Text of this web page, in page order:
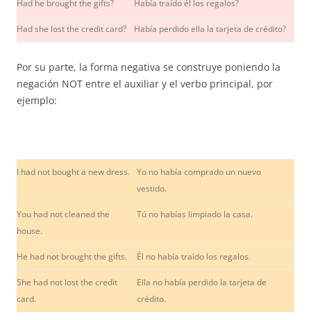
Had he brought the gifts? Había traído él los regalos?
Had she lost the credit card? Había perdido ella la tarjeta de crédito?
Por su parte, la forma negativa se construye poniendo la
negación NOT entre el auxiliar y el verbo principal, por
ejemplo:
I had not bought a new dress.
Yo no había comprado un nuevo
vestido.
You had not cleaned the
house.
Tú no habías limpiado la casa.
He had not brought the gifts. Él no había traído los regalos.
She had not lost the credit
card.
Ella no había perdido la tarjeta de
crédito.